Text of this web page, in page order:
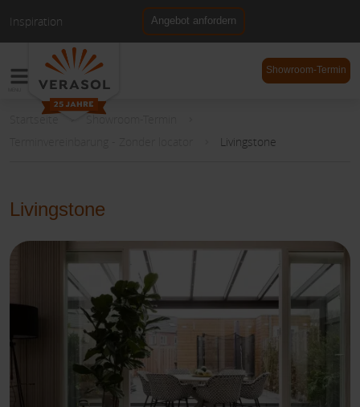
Inspiration Angebot anfordern
DE
Showroom-Termin
Startseite
Showroom-Termin
Livingstone
Livingstone